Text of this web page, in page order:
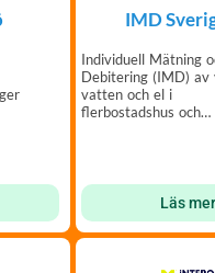
IMD
Individuell Mätning
Debitering (IMD) av
vatten och el i
flerbostadshus och
Läs mer